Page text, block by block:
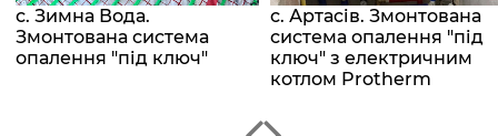
с. Зимна Вода.
Змонтована система
опалення "під ключ"
с. Артасів. Змонтована
система опалення "під
ключ" з електричним
котлом Protherm